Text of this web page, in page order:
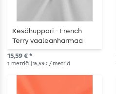
Kesähuppari - French
Terry vaaleanharmaa
15,59 € *
1 metriä | 15,59 € / metriä